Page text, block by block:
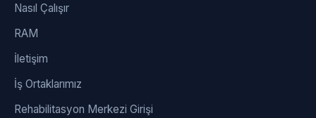
Nasıl Çalışır
RAM
İletişim
İş Ortaklarımız
Rehabilitasyon Merkezi Girişi